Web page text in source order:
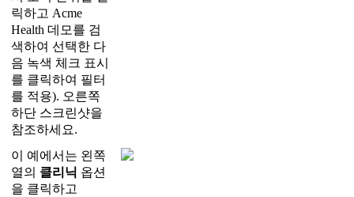
릭하고 Acme
Health 데 모 를 검
색하여 선 택한 다
음 녹색 체 크 표시
를 클릭하여 필터
를 적용). 오른쪽
하단 스크 린샷을
참조하세 요.
이
예 에서 는 왼 쪽
열의 클리 닉 옵션
을 클릭하고